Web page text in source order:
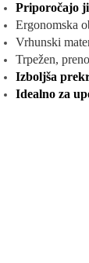
Priporočajo
Ergonomska
Vrhunski
Trpežen,
Izboljša
Idealno za